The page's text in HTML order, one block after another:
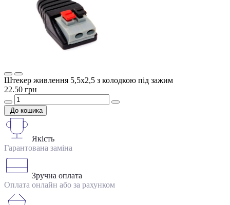
Штекер живлення 5,5х2,5 з колодкою під зажим
22.50 грн
До кошика
Якість
Гарантована заміна
Зручна оплата
Оплата онлайн або за рахунком